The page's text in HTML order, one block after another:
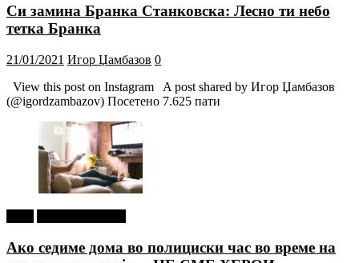
Си замина Бранка Станковска: Лесно ти небо
тетка Бранка
21/01/2021 Игор Џамбазов 0
View this post on Instagram A post shared by Игор Џамбазов
(@igordzambazov) Посетено 7.625 пати
Ако седиме дома во полициски час во време на